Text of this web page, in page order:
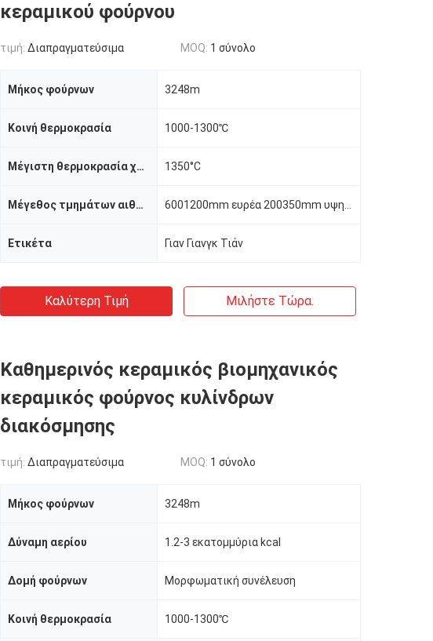
κεραμικού φούρνου
τιμή: Διαπραγματεύσιμα MOQ: 1 σύνολο
Μήκος φούρνων 3248m
Κοινή θερμοκρασία 1000-1300℃
Μέγιστη θερμοκρασία χρήσης 1350°C
Μέγεθος τμημάτων αιθουσών
Ετικέτα Γιαν Γιανγκ Τιάν
Καλύτερη Τιμή Μιλήστε Τώρα.
Καθημερινός κεραμικός βιομηχανικός
κεραμικός φούρνος κυλίνδρων
διακόσμησης
τιμή: Διαπραγματεύσιμα MOQ: 1 σύνολο
Μήκος φούρνων 3248m
Δύναμη αερίου 1.2-3 εκατομμύρια kcal
Δομή φούρνων Μορφωματική συνέλευση
Κοινή θερμοκρασία 1000-1300℃